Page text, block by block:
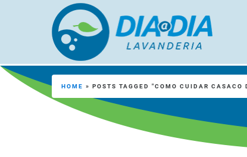
HOME » POSTS TAGGED "COMO CUIDAR CASACO